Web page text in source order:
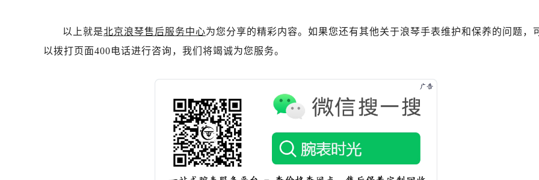
以上就是北京浪琴售后服务中心为您分享的精彩内容。如果您还有其他关于浪琴手表维护和保养的问题，
以拨打页面400电话进行咨询，我们将竭诚为您服务。